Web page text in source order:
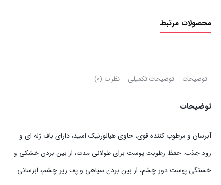
محصولات مرتبط
توضیحات توضیحات تکمیلی نظرات (0)
توضیحات
آبرسان و مرطوب کننده قوی، حاوی هیالورنیک اسید، دارای باف ژله ای و
زود جذب، حفظ رطوبت پوست برای طولانی مدت، از بین بردن خشکی و
خستگی پوست دور چشم، از بین بردن سیاهی و پف زیر چشم، آبرسانی